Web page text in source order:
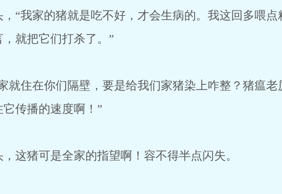
我家的猪就是吃不好，才会生病的。我这回多喂点
就把它们打杀了。”
住在你们隔壁，要是给我们家猪染上咋整？猪瘟老
传播的速度啊！”
猪可是全家的指望啊！容不得半点闪失。